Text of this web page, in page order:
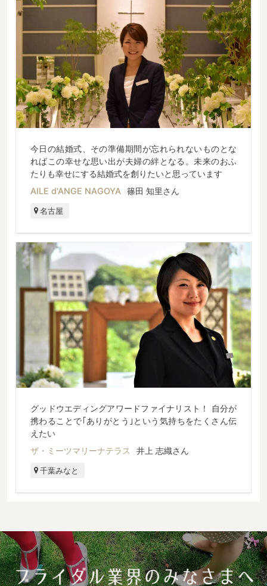
今日の結婚式、その準備期間が忘れられないものとな
ればこの幸せな思い出が夫婦の絆となる。未来のおふ
たりも幸せにする結婚式を創りたいと思っています
AILE d'ANGE NAGOYA
篠田 知里さん
名古屋
グッドウエディングアワードファイナリスト！ 自分が
携わることで｢ありがとう｣という気持ちをたくさん伝
えたい
ザ・ミーツマリーナテラス
井上 志織さん
千葉みなと